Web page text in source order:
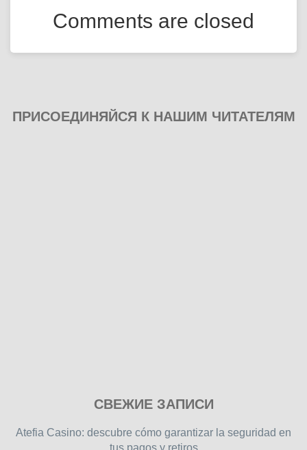
Comments are closed
ПРИСОЕДИНЯЙСЯ К НАШИМ ЧИТАТЕЛЯМ
free
СВЕЖИЕ ЗАПИСИ
Atefia Casino: descubre cómo garantizar la seguridad en
tus pagos y retiros